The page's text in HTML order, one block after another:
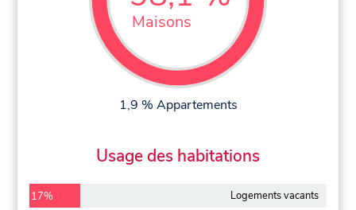
Maisons
1,9 % Appartements
Usage des habitations
17% Logements vacants